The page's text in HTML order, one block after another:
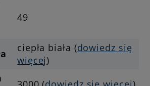
49
ciepła biała (dowiedz się
więcej)